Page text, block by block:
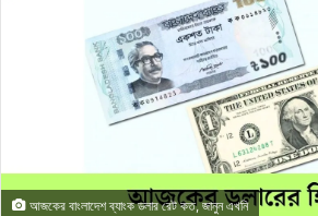
আজকের বাংলাদেশ ব্যাংক ডলার রেট কত, জানুন এখনি